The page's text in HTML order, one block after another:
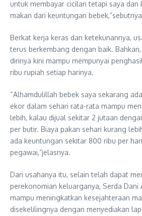
untuk membayar cicilan tetapi saya dan
makan dari keuntungan
Berkat kerja keras dan ketekunannya,
terus berkembang dengan baik.
dirinya kini mampu mempunyai
ribu rupiah setiap harinya.
“Alhamdulillah bebek saya sekarang
ekor dalam sehari rata-rata mampu
lebih, kalau dijual sekitar 2 jutaan
per butir. Biaya pakan sehari kurang
ada keuntungan sekitar 800 ribu per
pegawai,”jelasnya.
Dari usahanya itu, selain telah dapat
perekonomian keluarganya, Serda Dani
mampu meningkatkan kesejahteraan
disekelilingnya dengan menyediakan